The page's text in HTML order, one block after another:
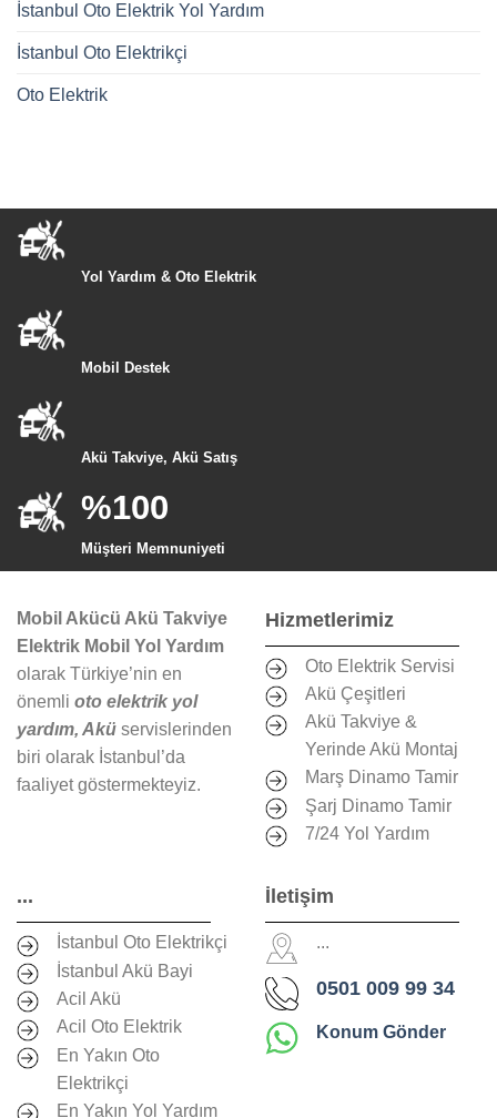
İstanbul Oto Elektrik Yol Yardım
İstanbul Oto Elektrikçi
Oto Elektrik
Yol Yardım & Oto Elektrik
Mobil Destek
Akü Takviye, Akü Satış
%100
Müşteri Memnuniyeti
Mobil Akücü Akü Takviye
Elektrik Mobil Yol Yardım
olarak Türkiye’nin en
önemli oto elektrik yol
yardım, Akü servislerinden
biri olarak İstanbul’da
faaliyet göstermekteyiz.
Hizmetlerimiz
Oto Elektrik Servisi
Akü Çeşitleri
Akü Takviye &
Yerinde Akü Montaj
Marş Dinamo Tamir
Şarj Dinamo Tamir
7/24 Yol Yardım
...
İstanbul Oto Elektrikçi
İstanbul Akü Bayi
Acil Akü
Acil Oto Elektrik
En Yakın Oto
Elektrikçi
En Yakın Yol Yardım
İletişim
...
0501 009 99 34
Konum Gönder